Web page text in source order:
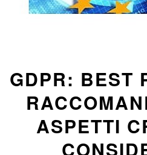
GDPR: BEST
ASPETTI